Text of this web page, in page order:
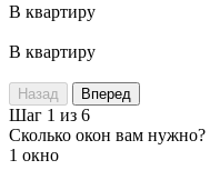
В квартиру
В квартиру
Назад Вперед
Шаг 1 из 6
Сколько окон вам нужно?
1 окно